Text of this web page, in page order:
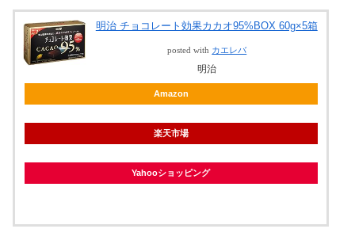
明治 チョコレート効果カカオ95%BOX 60g×5箱
posted with カエレバ
明治
Amazon
楽天市場
Yahooショッピング